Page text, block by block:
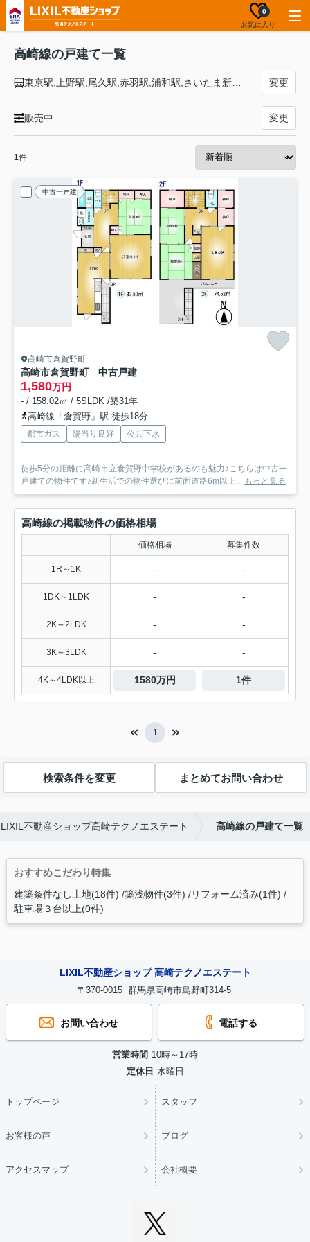
お気に入り
0
高崎線の戸建て一覧
変更
販売中 変更
1件
中古一戸建
高崎市倉賀野町
高崎市倉賀野町 中古戸建
1,580万円
- / 158.02㎡ / 5SLDK /築31年
高崎線「倉賀野」駅 徒歩18分
都市ガス 陽当り良好 公共下水
徒歩5分の距離に高崎市立倉賀野中学校があるのも魅力♪こちらは中古一
戸建ての物件です♪新生活での物件選びに前面道路6m以上... もっと見る
高崎線の掲載物件の価格相場
価格相場 募集件数
1R～1K - -
1DK～1LDK - -
2K～2LDK - -
3K～3LDK - -
4K～4LDK以上 1580万円 1件
1
検索条件を変更 まとめてお問い合わせ
不動産ショップ高崎テクノエステート 高崎線の戸建て一覧
おすすめこだわり特集
建築条件なし土地(18件) 築浅物件(3件) リフォーム済み(1件)
駐車場３台以上(0件)
LIXIL不動産ショップ 高崎テクノエステート
〒370-0015 群馬県高崎市島野町314-5
お問い合わせ 電話する
営業時間 10時～17時
定休日 水曜日
トップページ スタッフ
お客様の声 ブログ
アクセスマップ 会社概要